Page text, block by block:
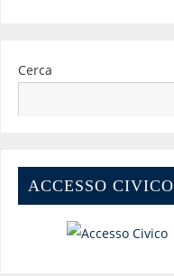
Cerca
ACCESSO CIVICO